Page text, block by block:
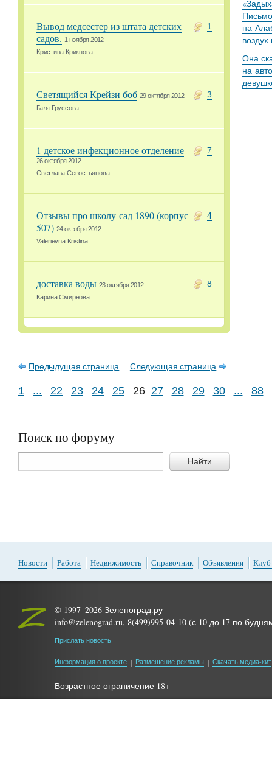
1
Вывод медсестер из штата детских
садов. 1 ноября 2012
Кристина Крикнова
3
Светящийся Крейзи боб 29 октября 2012
Галя Груссова
7
1 детское инфекционное отделение
26 октября 2012
Светлана Севостьянова
4
Отзывы про школу-сад 1890 (корпус
507) 24 октября 2012
Valerievna Kristina
8
доставка воды 23 октября 2012
Карина Смирнова
Предыдущая страница Следующая страница
1 ... 22 23 24 25 26 27 28 29 30 ... 88
Поиск по форуму
Найти
на
Она
на
Новости Работа Недвижимость Справочник Объявления Клуб
© 1997–2026 Зеленоград.ру
info@zelenograd.ru, 8(499)995-04-10 (с 10 до 17 по
Прислать новость
Информация о проекте Размещение рекламы Скачать медиа-кит
Возрастное ограничение 18+